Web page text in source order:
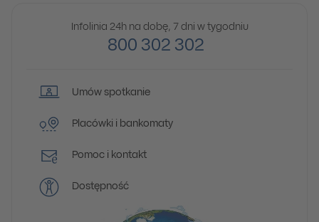
Infolinia 24h na dobę, 7 dni w tygodniu
800 302 302
Umów spotkanie
Placówki i bankomaty
Pomoc i kontakt
Dostępność